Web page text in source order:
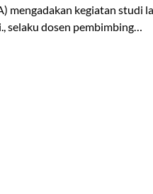
mengadakan kegiatan studi
selaku dosen pembimbing…